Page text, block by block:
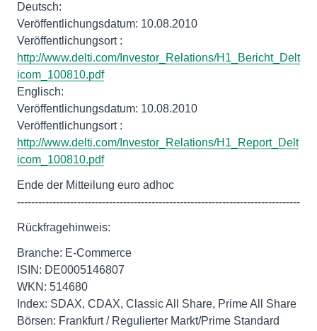
Deutsch:
Veröffentlichungsdatum: 10.08.2010
http://www.delti.com/Investor_Relations/H1_Bericht_Delt
icom_100810.pdf
Englisch:
Veröffentlichungsdatum: 10.08.2010
http://www.delti.com/Investor_Relations/H1_Report_Delt
icom_100810.pdf
Ende der Mitteilung euro adhoc
--------------------------------------------------------------------------------
Rückfragehinweis:
Branche: E-Commerce
ISIN: DE0005146807
WKN: 514680
Index: SDAX, CDAX, Classic All Share, Prime All Share
Börsen: Frankfurt / Regulierter Markt/Prime Standard